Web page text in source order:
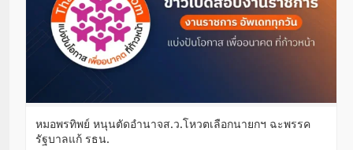
หมอพรทิพย์ หนุนตัดอำนาจส.ว.โหวตเลือกนายกฯ ฉะพรรค
รัฐบาลแก้ รธน.